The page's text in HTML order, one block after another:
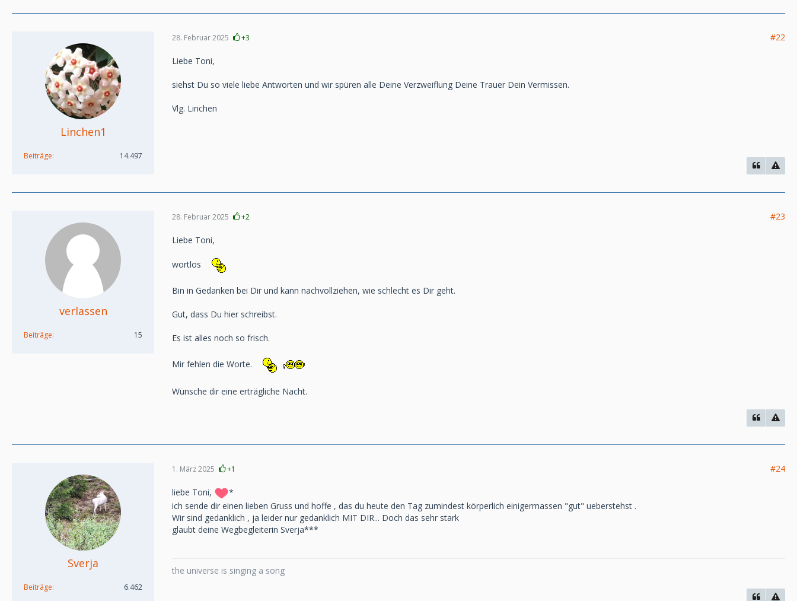
Linchen1
Beiträge 14.497
28. Februar 2025 +3 #22
Liebe Toni,
siehst Du so viele liebe Antworten und wir spüren alle Deine Verzweiflung Deine Trauer Dein Vermissen.
Vlg. Linchen
verlassen
Beiträge 15
28. Februar 2025 +2 #23
Liebe Toni,
wortlos
Bin in Gedanken bei Dir und kann nachvollziehen, wie schlecht es Dir geht.
Gut, dass Du hier schreibst.
Es ist alles noch so frisch.
Mir fehlen die Worte.
Wünsche dir eine erträgliche Nacht.
Sverja
Beiträge 6.462
1. März 2025 +1 #24
liebe Toni,
*
ich sende dir einen lieben Gruss und hoffe , das du heute den Tag zumindest körperlich einigermassen "gut" ueberstehst .
Wir sind gedanklich , ja leider nur gedanklich MIT DIR... Doch das sehr stark
glaubt deine Wegbegleiterin Sverja***
the universe is singing a song